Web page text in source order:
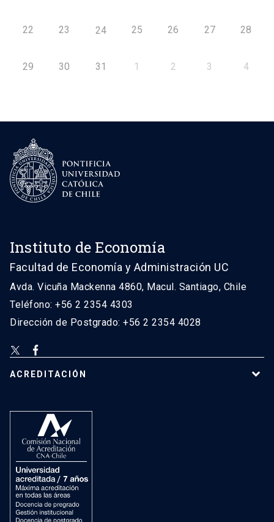
22 23 24 25 26 27 28
29 30 31 1 2 3 4
Instituto de Economía
Facultad de Economía y Administración UC
Avda. Vicuña Mackenna 4860, Macul. Santiago, Chile
Teléfono: +56 2 2354 4303
Dirección de Postgrado: +56 2 2354 4028
ACREDITACIÓN